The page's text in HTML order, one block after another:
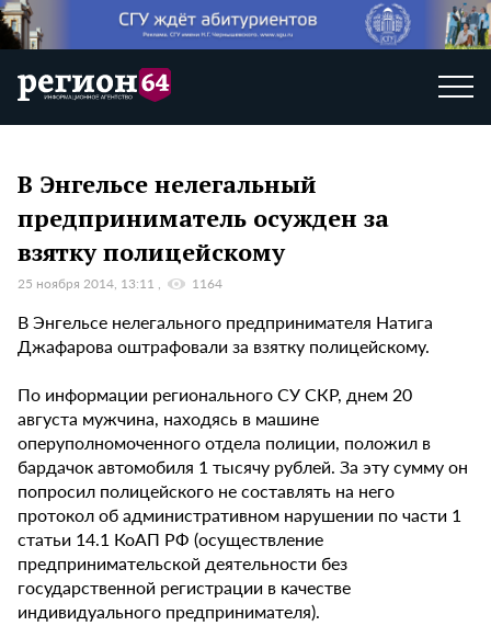
В Энгельсе нелегальный
предприниматель осужден за
взятку полицейскому
25 ноября 2014, 13:11 1164
В Энгельсе нелегального предпринимателя Натига
Джафарова оштрафовали за взятку полицейскому.
По информации регионального СУ СКР, днем 20
августа мужчина, находясь в машине
оперуполномоченного отдела полиции, положил в
бардачок автомобиля 1 тысячу рублей. За эту сумму он
попросил полицейского не составлять на него
протокол об административном нарушении по части 1
статьи 14.1 КоАП РФ (осуществление
предпринимательской деятельности без
государственной регистрации в качестве
индивидуального предпринимателя).